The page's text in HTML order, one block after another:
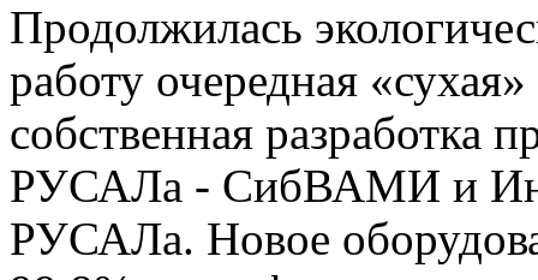
Продолжилась
работу очередная
собственная разработка
РУСАЛа - СибВАМИ и
РУСАЛа. Новое